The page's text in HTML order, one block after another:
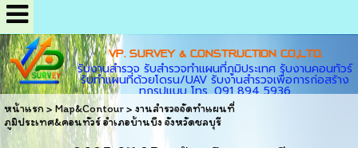
VP. SURVEY & CONSTRUCTION CO.,LTD.
รับงานสำรวจ รับสำรวจทำแผนที่ภูมิประเทศ รับงานคอนทัวร์
รับทำแผนที่ด้วยโดรน/UAV รับงานสำรวจเพื่อการก่อสร้าง
ทุกรูปแบบ โทร. 091 894 5936
หน้าแรก> Map&Contour> งานสำรวจจัดทำแผนที่
ภูมิประเทศ&คอนทัวร์ อำเภอบ้านบึง จังหวัดชลบุรี